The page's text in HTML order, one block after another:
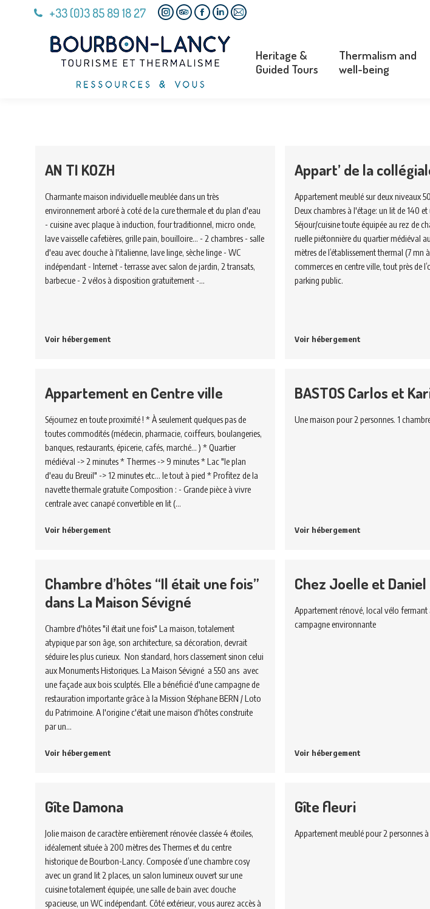
+33 (0)3 85 89 18 27
Instagram
page
opens
in
new
TripAdvisor
page
opens
in
new
Facebook
page
opens
in
new
Linkedin
page
opens
Mail
opensHeritage &
Guided Tours
Thermalism and
well-being
AN TI KOZH
Charmante maison individuelle meublée dans un très
environnement arboré à coté de la cure thermale et du plan d'eau
- cuisine avec plaque à induction, four traditionnel, micro onde,
lave vaisselle cafetières, grille pain, bouilloire... - 2 chambres - salle
d'eau avec douche à l'italienne, lave linge, sèche linge - WC
indépendant - Internet - terrasse avec salon de jardin, 2 transats,
barbecue - 2 vélos à disposition gratuitement -…
Voir hébergement
Appart’ de la
Appartement meublé sur deux niveaux
Deux chambres à l'étage: un lit de 140
Séjour/cuisine toute équipée au rez de
ruelle piétonnière du quartier médiéval
mètres de l’établissement thermal (7 mn
commerces en centre ville, tout près de
parking public.
Voir hébergement
Appartement en Centre ville
Séjournez en toute proximité ! * À seulement quelques pas de
toutes commodités (médecin, pharmacie, coiffeurs, boulangeries,
banques, restaurants, épicerie, cafés, marché... ) * Quartier
médiéval -> 2 minutes * Thermes -> 9 minutes * Lac "le plan
d'eau du Breuil" -> 12 minutes etc... le tout à pied * Profitez de la
navette thermale gratuite Composition : - Grande pièce à vivre
centrale avec canapé convertible en lit (…
Voir hébergement
BASTOS Carlos et
Une maison pour 2 personnes. 1
Voir hébergement
Chambre d’hôtes “Il était une fois”
dans La Maison Sévigné
Chambre d'hôtes "il était une fois" La maison, totalement
atypique par son âge, son architecture, sa décoration, devrait
séduire les plus curieux. Non standard, hors classement sinon celui
aux Monuments Historiques. La Maison Sévigné a 550 ans avec
une façade aux bois sculptés. Elle a bénéficié d'une campagne de
restauration importante grâce à la Mission Stéphane BERN / Loto
du Patrimoine. A l'origine c'était une maison d'hôtes construite
par un…
Voir hébergement
Chez Joelle et Daniel
Appartement rénové, local vélo fermant
campagne environnante
Voir hébergement
Gîte Damona
Jolie maison de caractère entièrement rénovée classée 4 étoiles,
idéalement située à 200 mètres des Thermes et du centre
historique de Bourbon-Lancy. Composée d’une chambre cosy
avec un grand lit 2 places, un salon lumineux ouvert sur une
cuisine totalement équipée, une salle de bain avec douche
spacieuse, un WC indépendant. Côté extérieur, vous aurez accès à
Gîte fleuri
Appartement meublé pour 2 personnes